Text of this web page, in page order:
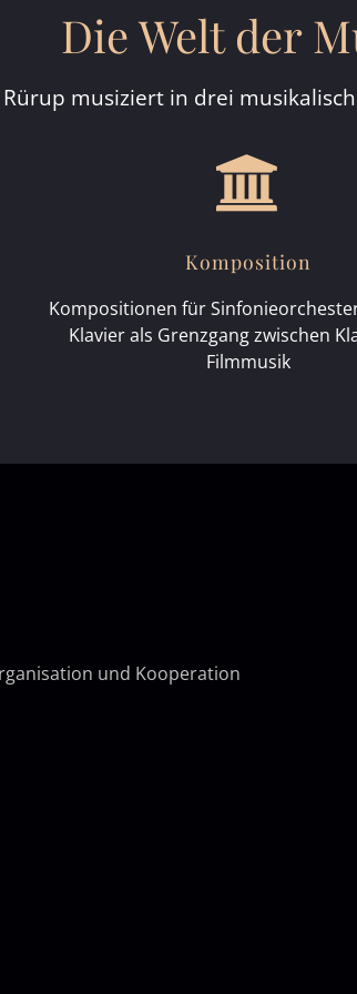
Die Welt der
musiziert in drei
Komposition
Kompositionen für
Klavier als Grenzgang zwischen
Filmmusik
und Kooperation